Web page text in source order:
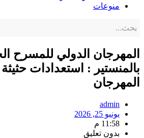
منوعات
المهرجان الدولي للمسرح
بالمنستير : استعدادات
المهرجان
admin
يونيو 25, 2026
11:58 م
بدون تعليق